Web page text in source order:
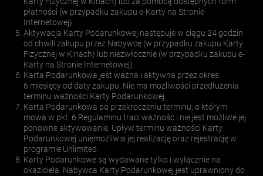
płatności (w przypadku zakupu e-Karty na Stronie
Internetowej).
Aktywacja Karty Podarunkowej następuje w ciągu 24 godzin
od chwili zakupu przez Nabywcę (w przypadku zakupu Karty
Fizycznej w Kinach) lub niezwłocznie (w przypadku zakupu e-
Karty na Stronie Internetowej).
Karta Podarunkowa jest ważna i aktywna przez okres
6 miesięcy od daty zakupu. Nie ma możliwości przedłużenia
terminu ważności Karty Podarunkowej.
Karta Podarunkowa po przekroczeniu terminu, o którym
mowa w pkt. 6 Regulaminu traci ważność i nie jest możliwe jej
ponowne aktywowanie. Upływ terminu ważności Karty
Podarunkowej uniemożliwia jej realizację oraz rejestrację w
programie Unlimited.
Karty Podarunkowe są wydawane tylko i wyłącznie na
okaziciela. Nabywca Karty Podarunkowej jest uprawniony do